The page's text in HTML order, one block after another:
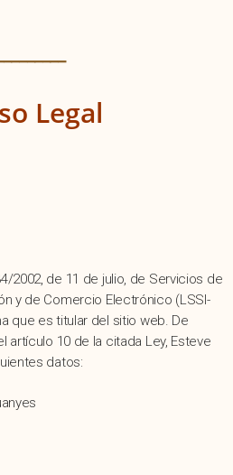
Legal
2002, de 11 de julio, de Servicios de
y de Comercio Electrónico (LSSI-
que es titular del sitio web. De
artículo 10 de la citada Ley, Esteve
datos: